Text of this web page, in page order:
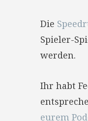
Die
Spieler-
werden.
Ihr habt
eurem